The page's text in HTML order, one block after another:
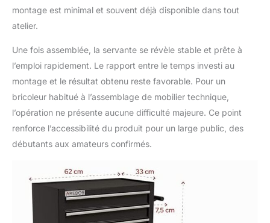
montage est minimal et souvent déjà disponible dans tout
atelier.
Une fois assemblée, la servante se révèle stable et prête à
l’emploi rapidement. Le rapport entre le temps investi au
montage et le résultat obtenu reste favorable. Pour un
bricoleur habitué à l’assemblage de mobilier technique,
l’opération ne présente aucune difficulté majeure. Ce point
renforce l’accessibilité du produit pour un large public, des
débutants aux amateurs confirmés.